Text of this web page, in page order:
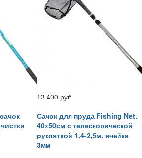
13 400 руб
Сачок для пруда Fishing Net,
40х50см с телескопической
рукояткой 1,4-2,5м, ячейка
3мм